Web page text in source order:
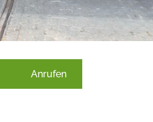
Anrufen